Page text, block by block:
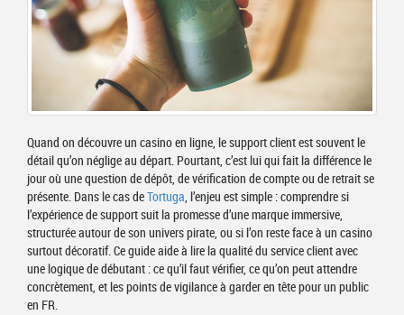
Quand on découvre un casino en ligne, le support client est souvent le
détail qu’on néglige au départ. Pourtant, c’est lui qui fait la différence le
jour où une question de dépôt, de vérification de compte ou de retrait se
présente. Dans le cas deTortuga, l’enjeu est simple : comprendre si
l’expérience de support suit la promesse d’une marque immersive,
structurée autour de son univers pirate, ou si l’on reste face à un casino
surtout décoratif. Ce guide aide à lire la qualité du service client avec
une logique de débutant : ce qu’il faut vérifier, ce qu’on peut attendre
concrètement, et les points de vigilance à garder en tête pour un public
en FR.